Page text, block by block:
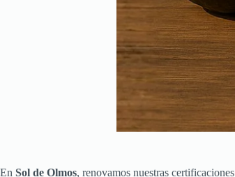
En Sol de Olmos, renovamos nuestras certificaciones